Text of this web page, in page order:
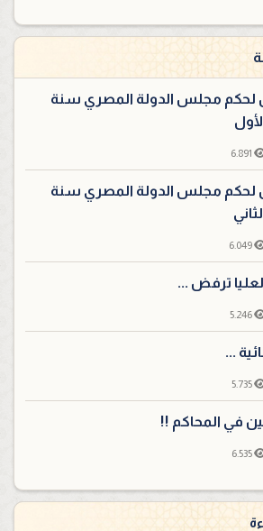
لحكم مجلس الدولة المصري سنة
6.891
لحكم مجلس الدولة المصري سنة
6.049
ترفض ...
5.246
...
5.735
في المحاكم !!
6.535